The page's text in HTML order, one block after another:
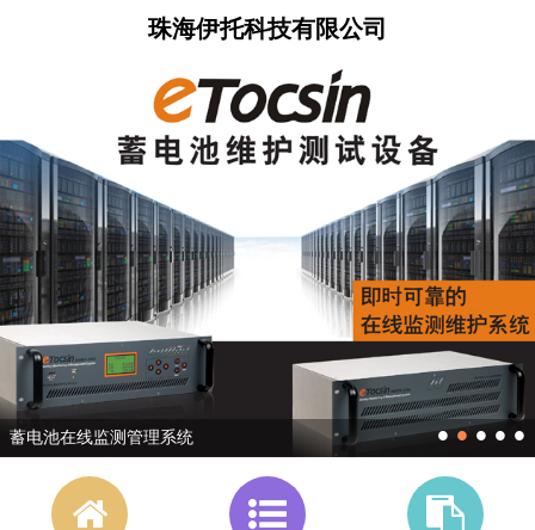
珠海伊托科技有限公司
蓄电池在线监测管理系统 •
•
•
•
•